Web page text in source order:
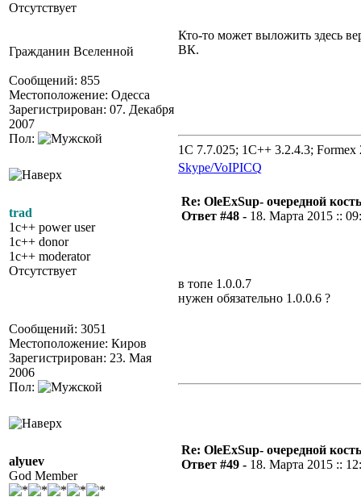
Отсутствует
Гражданин Вселенной
Сообщений: 855
Местоположение: Одесса
Зарегистрирован: 07. Декабря
2007
Пол:
Кто-то может выложить здесь
ВК.
1C 7.7.025; 1C++ 3.2.4.3; Formex
Skype/VoIPICQ
trad
1c++ power user
1c++ donor
1c++ moderator
Отсутствует
Сообщений: 3051
Местоположение: Киров
Зарегистрирован: 23. Мая
2006
Пол:
Re: OleExSup- очередной
Ответ #48 - 18. Марта 2015 ::
в топе 1.0.0.7
нужен обязательно 1.0.0.6 ?
alyuev
God Member
Re: OleExSup- очередной
Ответ #49 - 18. Марта 2015 ::